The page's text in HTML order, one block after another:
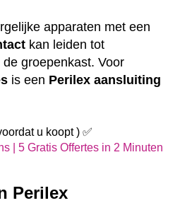
apparaten met een
kan leiden tot
de groepenkast. Voor
is een Perilex aansluiting
u koopt ) ✅
| 5 Gratis Offertes in 2 Minuten
Perilex